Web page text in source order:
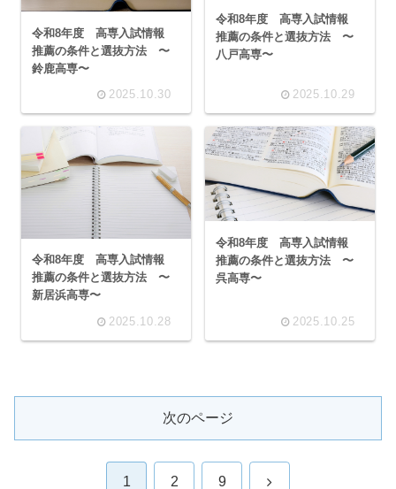
令和8年度 高専入試情報
推薦の条件と選抜方法 〜
鈴鹿高専〜
2025.10.30
令和8年度 高専入試情報
推薦の条件と選抜方法 〜
八戸高専〜
2025.10.29
令和8年度 高専入試情報
推薦の条件と選抜方法 〜
新居浜高専〜
2025.10.28
令和8年度 高専入試情報
推薦の条件と選抜方法 〜
呉高専〜
2025.10.25
次のページ
1 2 9 次